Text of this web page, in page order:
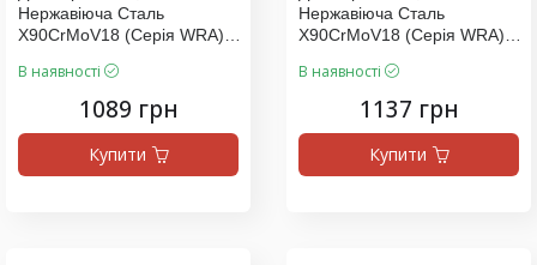
Нержавіюча Сталь
X90CrMoV18 (серія WRA),
В наявності
1089 грн
Купити
Нержавіюча Сталь
X90CrMoV18 (серія WRA),
В наявності
1137 грн
Купити